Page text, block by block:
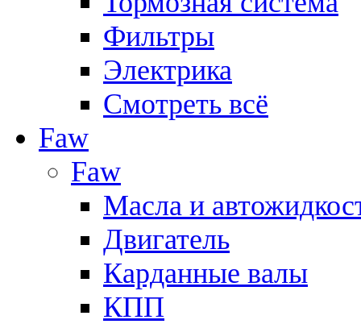
Фильтры
Электрика
Смотреть всё
Faw
Faw
Масла и
Двигатель
Карданные валы
КПП